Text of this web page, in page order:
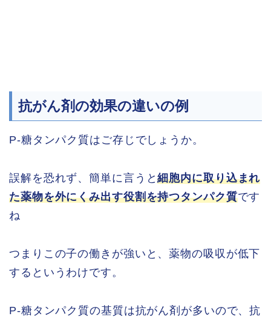
抗がん剤の効果の違いの例
P-糖タンパク質はご存じでしょうか。
誤解を恐れず、簡単に言うと細胞内に取り込まれ
た薬物を外にくみ出す役割を持つタンパク質です
ね
つまりこの子の働きが強いと、薬物の吸収が低下
するというわけです。
P-糖タンパク質の基質は抗がん剤が多いので、抗